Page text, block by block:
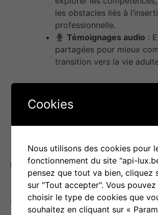
les obstacles liés à
professionnelle.
Témoignages audio :
partagées pour mieux
transition vers la vie
Objectif(s)
Aider chaque jeune àconstruire
professionnel.
Développer descompétences
adaptées à son projet.
Cookies
Nous utilisons des cookies pour
fonctionnement du site "api-
pensez que tout va bien, cliquez
sur "Tout accepter". Vous
choisir le type de cookies que
souhaitez en cliquant sur «